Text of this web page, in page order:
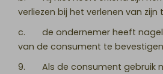
verliezen bij het verlenen van
c. de ondernemer heeft
van de consument te
9. Als de consument gebruik